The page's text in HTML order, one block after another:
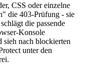
CSS oder einzelne
die 403-Prüfung - sie
die passende
Konsole
sieh nach blockierten
unter den